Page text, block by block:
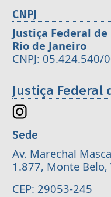
CNPJ
Justiça Federal
Rio de Janeiro
CNPJ: 05.424.540/
Justiça Federal
Sede
Av. Marechal
1.877, Monte Belo,
CEP: 29053-245